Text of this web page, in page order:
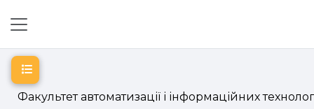
Факультет автоматизації і інформаційних
Відкритий покажчик курсу